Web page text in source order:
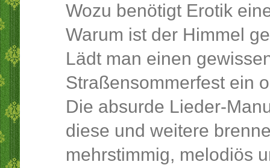
Wozu benötigt Erotik
Warum ist der Himmel
Lädt man einen
Straßensommerfest ein
Die absurde Lieder-
diese und weitere
mehrstimmig, melodiös